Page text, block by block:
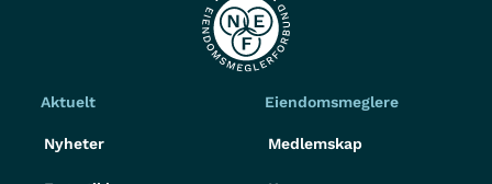
Aktuelt
Nyheter
Eiendomsmeglere
Medlemskap